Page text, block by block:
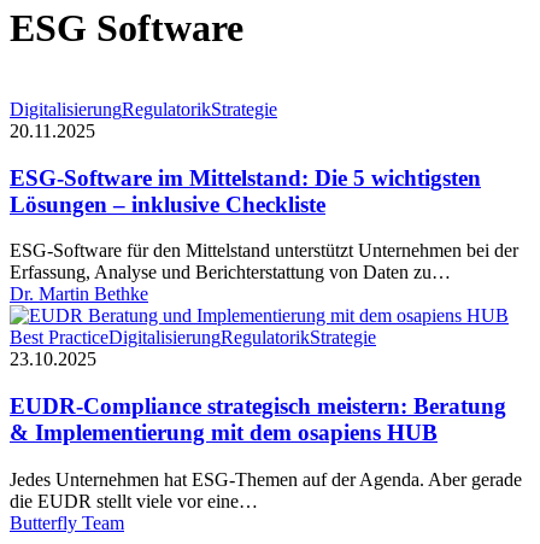
ESG Software
ESG-
Software
Mittelstand:
Die
5
Lösungen
–
inklusive
Checkliste
DigitalisierungRegulatorikStrategie
20.11.2025
ESG-Software im Mittelstand: Die 5 wichtigsten
Lösungen – inklusive Checkliste
ESG-Software für den Mittelstand unterstützt Unternehmen bei der
Erfassung, Analyse und Berichterstattung von Daten zu…
Dr. Martin Bethke
EUDR-
Compliance
meistern:
Beratung
&
mit
dem
osapiens
Best PracticeDigitalisierungRegulatorikStrategie
23.10.2025
EUDR-Compliance strategisch meistern: Beratung
& Implementierung mit dem osapiens HUB
Jedes Unternehmen hat ESG-Themen auf der Agenda. Aber gerade
die EUDR stellt viele vor eine…
Butterfly Team